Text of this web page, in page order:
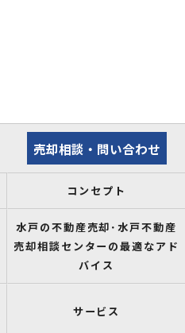
売却相談・問い合わせ
コンセプト
水戸の不動産売却･水戸不動産
売却相談センターの最適なアド
バイス
サービス